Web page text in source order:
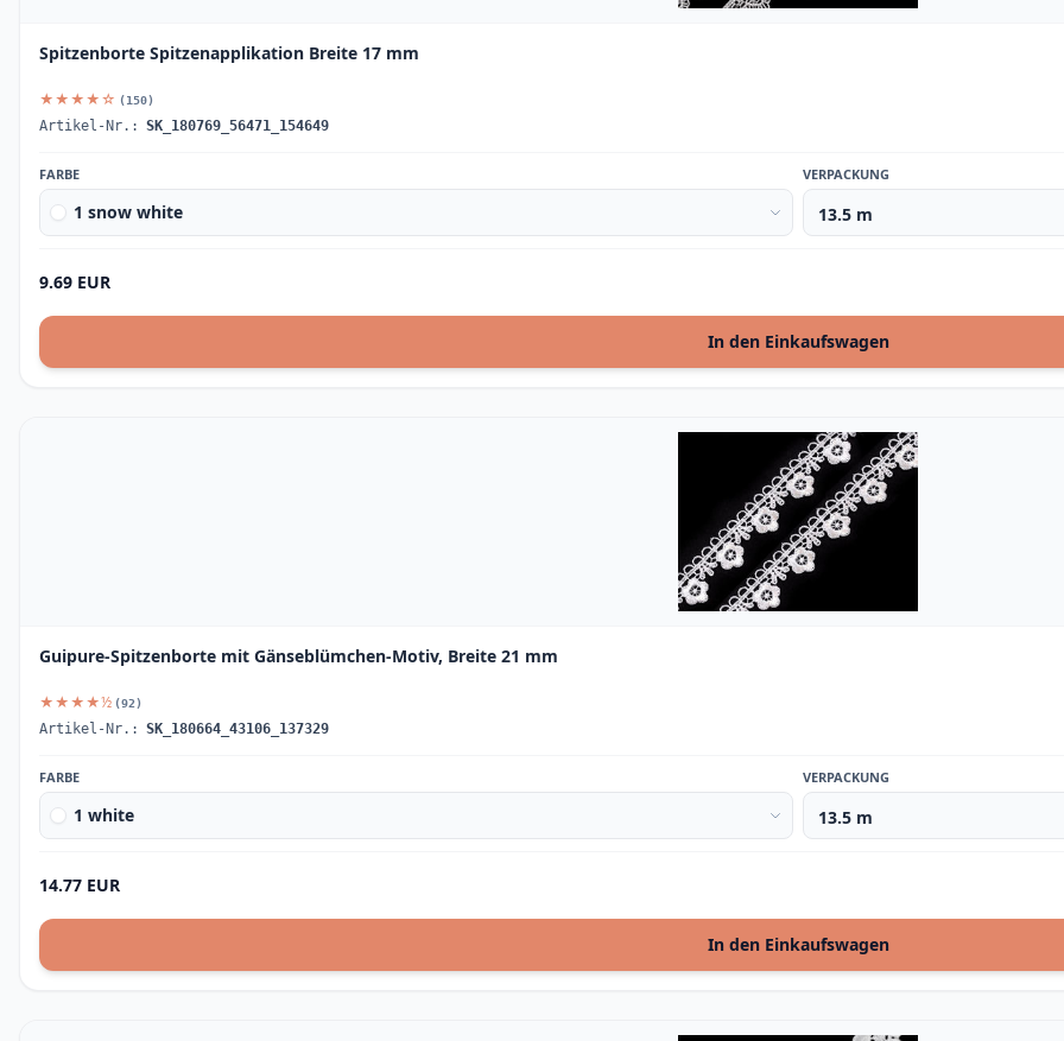
Spitzenborte Spitzenapplikation Breite 17 mm
★★★★☆ (150)
Artikel-Nr.: SK_180769_56471_154649
FARBE
1 snow white
VERPACKUNG
9.69 EUR
In den Einkaufswagen
Guipure-Spitzenborte mit Gänseblümchen-Motiv, Breite 21 mm
★★★★½ (92)
Artikel-Nr.: SK_180664_43106_137329
FARBE
1 white
VERPACKUNG
14.77 EUR
In den Einkaufswagen